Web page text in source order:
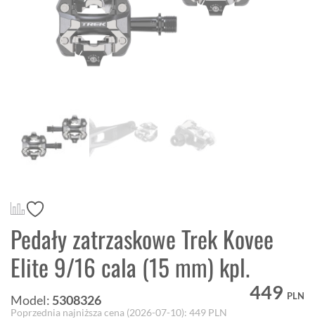
Pedały zatrzaskowe Trek Kovee
Elite 9/16 cala (15 mm) kpl.
Model: 5308326 449 PLN
Poprzednia najniższa cena (2026-07-10): 449 PLN